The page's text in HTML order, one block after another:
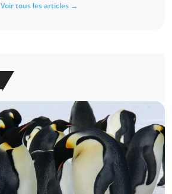
Voir tous les articles →